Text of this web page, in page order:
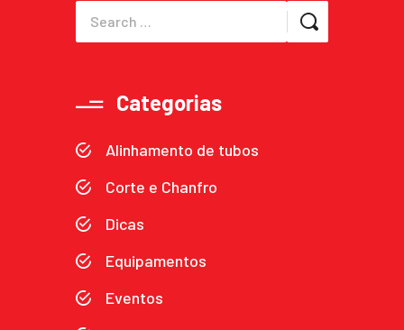
Categorias
Alinhamento de tubos
Corte e Chanfro
Dicas
Equipamentos
Eventos